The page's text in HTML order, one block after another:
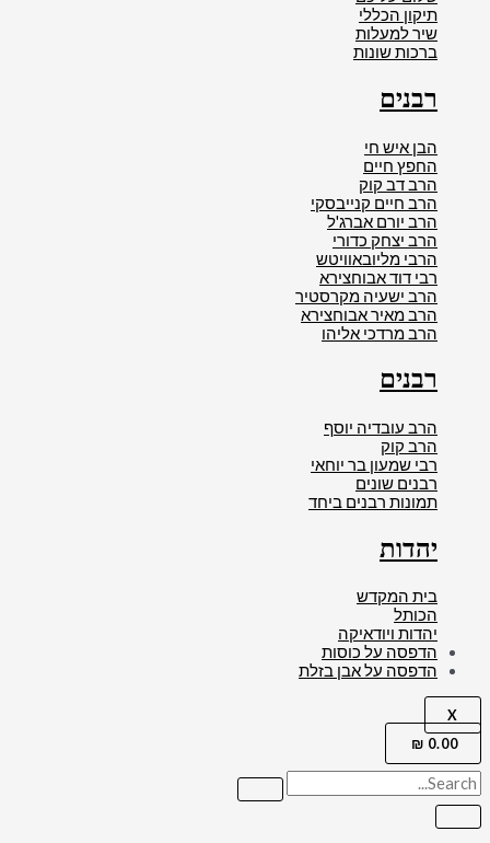
תיקון הכללי
שיר למעלות
ברכות שונות
רבנים
הבן איש חי
החפץ חיים
הרב דב קוק
הרב חיים קנייבסקי
הרב יורם אברג'ל
הרב יצחק כדורי
הרבי מליובאוויטש
רבי דוד אבוחצירא
הרב ישעיה מקרסטיר
הרב מאיר אבוחצירא
הרב מרדכי אליהו
רבנים
הרב עובדיה יוסף
הרב קוק
רבי שמעון בר יוחאי
רבנים שונים
תמונות רבנים ביחד
יהדות
בית המקדש
הכותל
יהדות ויודאיקה
הדפסה על כוסות
הדפסה על אבן בזלת
X
0.00
₪